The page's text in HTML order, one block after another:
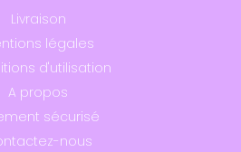
Livraison
légales
d'utilisation
A propos
sécurisé
nous